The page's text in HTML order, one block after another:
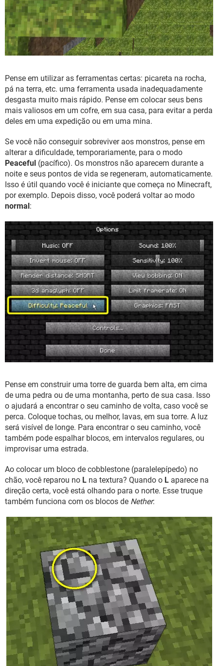
Pense em utilizar as ferramentas certas: picareta na rocha,
pá na terra, etc. uma ferramenta usada inadequadamente
desgasta muito mais rápido. Pense em colocar seus bens
mais valiosos em um cofre, em sua casa, para evitar a perda
deles em uma expedição ou em uma mina.
Se você não conseguir sobreviver aos monstros, pense em
alterar a dificuldade, temporariamente, para o modo
Peaceful (pacífico). Os monstros não aparecem durante a
noite e seus pontos de vida se regeneram, automaticamente.
Isso é útil quando você é iniciante que começa no Minecraft,
por exemplo. Depois disso, você poderá voltar ao modo
normal:
Pense em construir uma torre de guarda bem alta, em cima
de uma pedra ou de uma montanha, perto de sua casa. Isso
o ajudará a encontrar o seu caminho de volta, caso você se
perca. Coloque tochas, ou melhor, lavas, em sua torre. A luz
será visível de longe. Para encontrar o seu caminho, você
também pode espalhar blocos, em intervalos regulares, ou
improvisar uma estrada.
Ao colocar um bloco de cobblestone (paralelepípedo) no
chão, você reparou no L na textura? Quando o L aparece na
direção certa, você está olhando para o norte. Esse truque
também funciona com os blocos de Nether: